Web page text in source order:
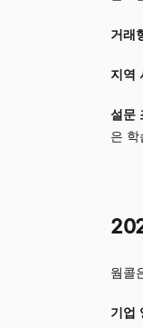
거래
지역
설문
은 학
웜콜
기업